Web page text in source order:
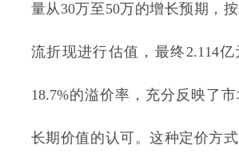
量从30万至50万的增长预期，
流折现进行估值，最终2.114
18.7%的溢价率，充分反映了
长期价值的认可。这种定价方